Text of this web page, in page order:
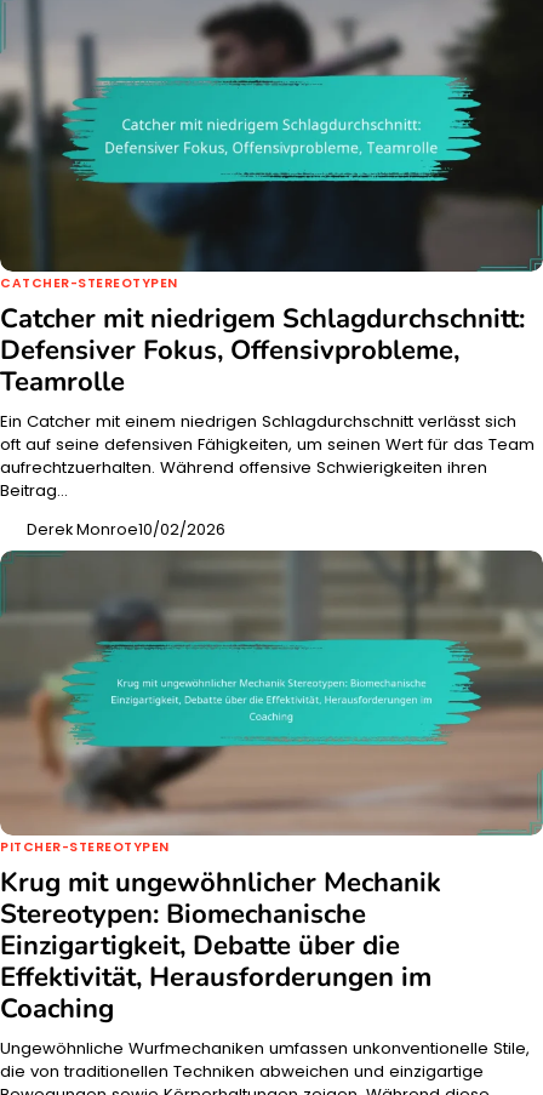
CATCHER-STEREOTYPEN
Catcher mit niedrigem Schlagdurchschnitt:
Defensiver Fokus, Offensivprobleme,
Teamrolle
Ein Catcher mit einem niedrigen Schlagdurchschnitt verlässt sich
oft auf seine defensiven Fähigkeiten, um seinen Wert für das Team
aufrechtzuerhalten. Während offensive Schwierigkeiten ihren
Beitrag…
Derek Monroe10/02/2026
PITCHER-STEREOTYPEN
Krug mit ungewöhnlicher Mechanik
Stereotypen: Biomechanische
Einzigartigkeit, Debatte über die
Effektivität, Herausforderungen im
Coaching
Ungewöhnliche Wurfmechaniken umfassen unkonventionelle Stile,
die von traditionellen Techniken abweichen und einzigartige